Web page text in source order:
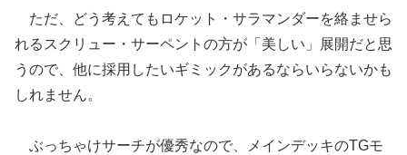
ただ、どう考えてもロケット・サラマンダーを絡ませら
れるスクリュー・サーペントの方が「美しい」展開だと思
うので、他に採用したいギミックがあるならいらないかも
しれません。
ぶっちゃけサーチが優秀なので、メインデッキのTGモ